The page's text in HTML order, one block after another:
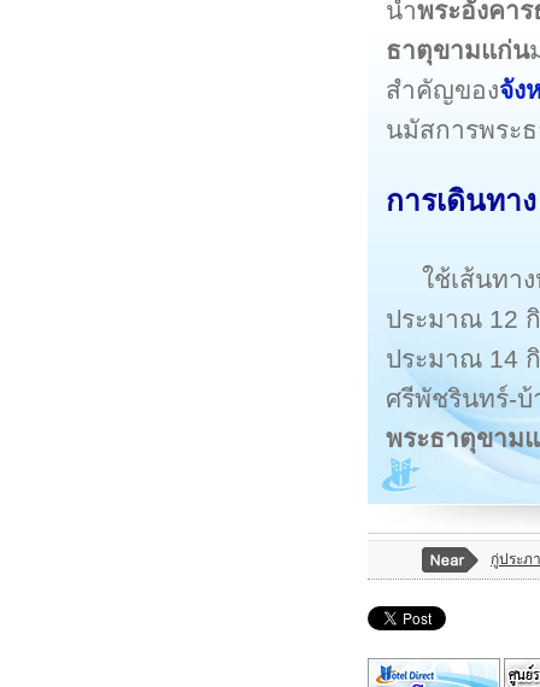
นำพระอังคา
ธาตุขามแก่น
สำคัญของจัง
นมัสการพระ
การเดินทาง
ใช้เส้นทา
ประมาณ 12
ประมาณ 14
ศรีพัชรินทร์-บ้
พระธาตุขาม
กู่ประภ